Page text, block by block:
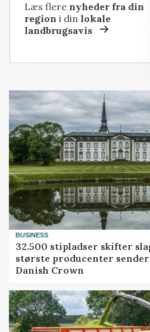
Læs flere nyheder fra din
region i dinlokale
landbrugsavis
BUSINESS
32.500 stipladser skifter
største producenter
Danish Crown